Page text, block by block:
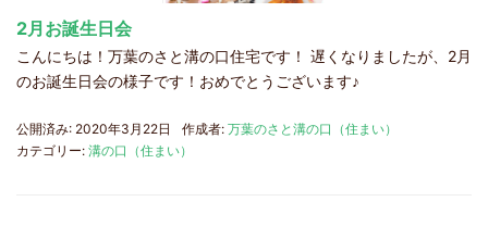
2月お誕生日会
こんにちは！万葉のさと溝の口住宅です！ 遅くなりましたが、2月
のお誕生日会の様子です！おめでとうございます♪
公開済み: 2020年3月22日 作成者: 万葉のさと溝の口（住まい）
カテゴリー: 溝の口（住まい）